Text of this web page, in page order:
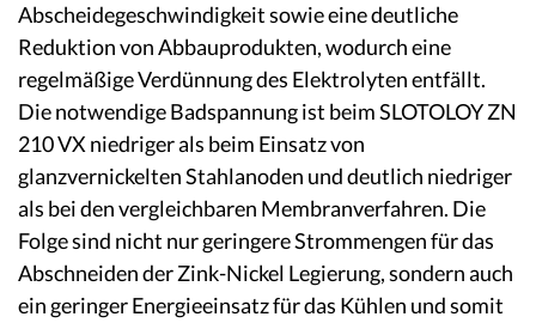
Abscheidegeschwindigkeit sowie eine deutliche
Reduktion von Abbauprodukten, wodurch eine
regelmäßige Verdünnung des Elektrolyten entfällt.
Die notwendige Badspannung ist beim SLOTOLOY ZN
210 VX niedriger als beim Einsatz von
glanzvernickelten Stahlanoden und deutlich niedriger
als bei den vergleichbaren Membranverfahren. Die
Folge sind nicht nur geringere Strommengen für das
Abschneiden der Zink-Nickel Legierung, sondern auch
ein geringer Energieeinsatz für das Kühlen und somit